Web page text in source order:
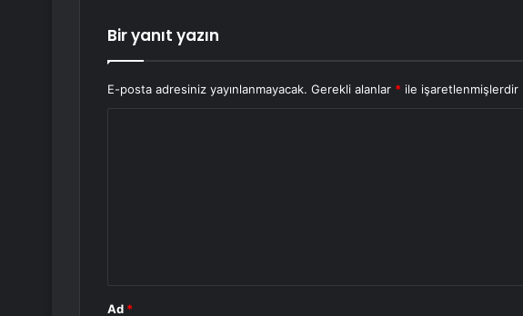
Bir yanıt yazın
E-posta adresiniz yayınlanmayacak. Gerekli alanlar * ile işaretlenmişlerdir
Ad *